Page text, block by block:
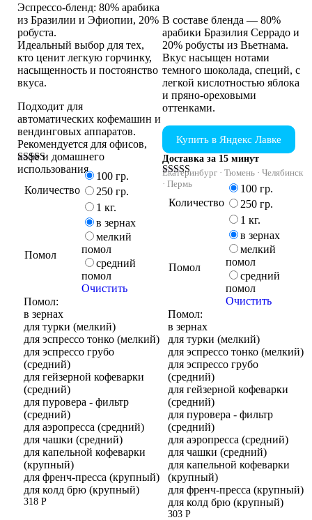
В составе бленда — 80%
арабики Бразилия Серрадо и
20% робусты из Вьетнама.
Вкус насыщен нотами
темного шоколада, специй, с
легкой кислотностью яблока
и пряно-ореховыми
оттенками.
Купить в Яндекс Лавке
Доставка за 15 минут
Екатеринбург · Тюмень · Челябинск
· Пермь
Оценка
4.75
из 5
Количество
100 гр.
250 гр.
1 кг.
Помол
в зернах
мелкий
помол
средний
помол
Очистить
Помол:
в зернах
для турки (мелкий)
для эспрессо тонко (мелкий)
для эспрессо грубо
(средний)
для гейзерной кофеварки
(средний)
для пуровера - фильтр
(средний)
для аэропресса (средний)
для чашки (средний)
для капельной кофеварки
(крупный)
для френч-пресса (крупный)
для колд брю (крупный)
303 Р
Эспрессо-бленд: 80% арабика
из Бразилии и Эфиопии, 20%
робуста.
Идеальный выбор для тех,
кто ценит легкую горчинку,
насыщенность и постоянство
вкуса.
Подходит для
автоматических кофемашин и
вендинговых аппаратов.
Рекомендуется для офисов,
кафе и домашнего
использования.
Оценка
из 5
Количество
100 гр.
250 гр.
1 кг.
Помол
в зернах
мелкий
помол
средний
помол
Очистить
Помол:
в зернах
для турки (мелкий)
для эспрессо тонко (мелкий)
для эспрессо грубо
(средний)
для гейзерной кофеварки
(средний)
для пуровера - фильтр
(средний)
для аэропресса (средний)
для чашки (средний)
для капельной кофеварки
(крупный)
для френч-пресса (крупный)
для колд брю (крупный)
318 Р